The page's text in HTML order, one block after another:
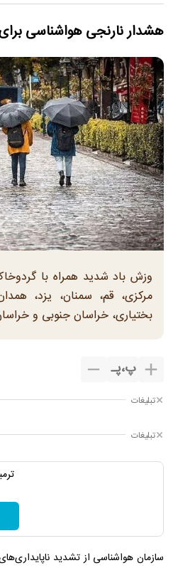
هشدار نارنجی هواشناسی
وزش باد شدید همراه با
مرکزی، قم، سمنان، یزد،
بختیاری، خراسان جنوبی و
پ،پـ
تبلیغات
تبلیغات
سازمان هواشناسی از تشدید